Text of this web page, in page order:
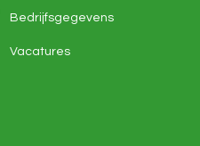
Bedrijfsgegevens
Vacatures